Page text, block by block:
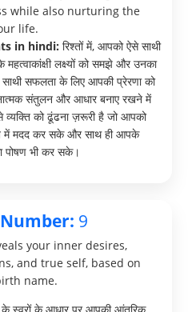
while also nurturing the
life.
in hindi: रिश्तों में, आपको ऐसे साथी
लक्ष्यों को समझे और उनका
सफलता के लिए आपकी प्रेरणा को
संतुलन और आधार बनाए रखने में
व्यक्ति को ढूंढना ज़रूरी है जो आपको
में मदद कर सके और साथ ही आपके
पोषण भी कर सके।
9
your inner desires,
and true self, based on
name.